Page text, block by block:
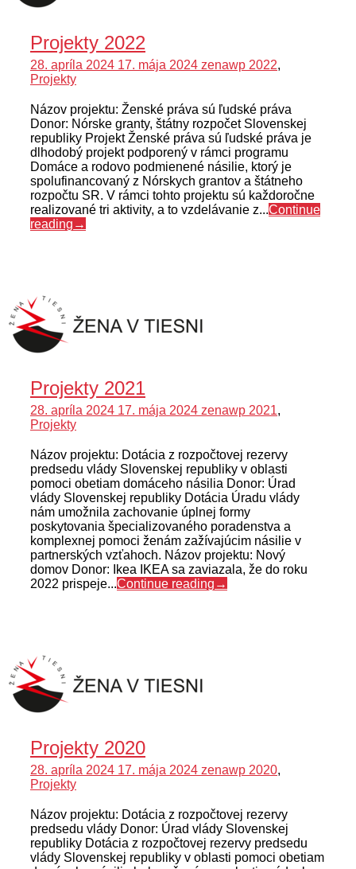
Projekty 2022
28. apríla 2024 17. mája 2024 zenawp 2022,
Projekty
Názov projektu: Ženské práva sú ľudské práva
Donor: Nórske granty, štátny rozpočet Slovenskej
republiky Projekt Ženské práva sú ľudské práva je
dlhodobý projekt podporený v rámci programu
Domáce a rodovo podmienené násilie, ktorý je
spolufinancovaný z Nórskych grantov a štátneho
rozpočtu SR. V rámci tohto projektu sú každoročne
realizované tri aktivity, a to vzdelávanie z...Continue
reading →
Projekty 2021
28. apríla 2024 17. mája 2024 zenawp 2021,
Projekty
Názov projektu: Dotácia z rozpočtovej rezervy
predsedu vlády Slovenskej republiky v oblasti
pomoci obetiam domáceho násilia Donor: Úrad
vlády Slovenskej republiky Dotácia Úradu vlády
nám umožnila zachovanie úplnej formy
poskytovania špecializovaného poradenstva a
komplexnej pomoci ženám zažívajúcim násilie v
partnerských vzťahoch. Názov projektu: Nový
domov Donor: Ikea IKEA sa zaviazala, že do roku
2022 prispeje...Continue reading →
Projekty 2020
28. apríla 2024 17. mája 2024 zenawp 2020,
Projekty
Názov projektu: Dotácia z rozpočtovej rezervy
predsedu vlády Donor: Úrad vlády Slovenskej
republiky Dotácia z rozpočtovej rezervy predsedu
vlády Slovenskej republiky v oblasti pomoci obetiam